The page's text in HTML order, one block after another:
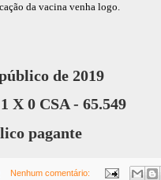
da vacina venha logo.
de 2019
X 0 CSA - 65.549
pagante
Nenhum comentário: